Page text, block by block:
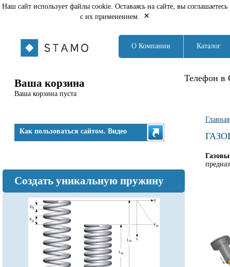
Наш сайт использует файлы cookie. Оставаясь на сайте, вы соглашаетесь
с их применением.
×
О Компании Каталог
Телефон в
Ваша корзина
Ваша корзина пуста
Как пользоваться сайтом. Видео
Создать уникальную пружину
Вы
Главная